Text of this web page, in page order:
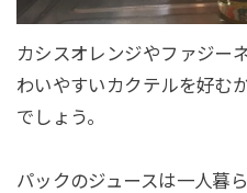
カシスオレンジやファジー
わいやすいカクテルを好む
でしょう。
パックのジュースは一人暮